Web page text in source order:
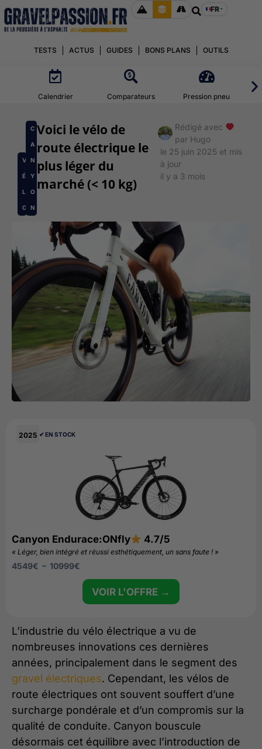
FR
TESTS ACTUS GUIDES BONS PLANS OUTILS
Calendrier Comparateurs Pression pneu
V
É
L
O
C
A
N
Y
O
N
Voici le vélo de
route électrique le
plus léger du
marché (< 10 kg)
Rédigé avec
par Hugo
le 25 juin 2025 et mis
à jour
il y a 3 mois
L’industrie du vélo électrique a vu de
nombreuses innovations ces dernières
années, principalement dans le segment des
gravel électriques. Cependant, les vélos de
route électriques ont souvent souffert d’une
surcharge pondérale et d’un compromis sur la
qualité de conduite. Canyon bouscule
désormais cet équilibre avec l’introduction de
2025 ✔︎ EN STOCK
Canyon Endurace:ONfly 4.7/5
« Léger, bien intégré et réussi esthétiquement, un sans faute ! »
4549€ – 10999€
VOIR L'OFFRE →